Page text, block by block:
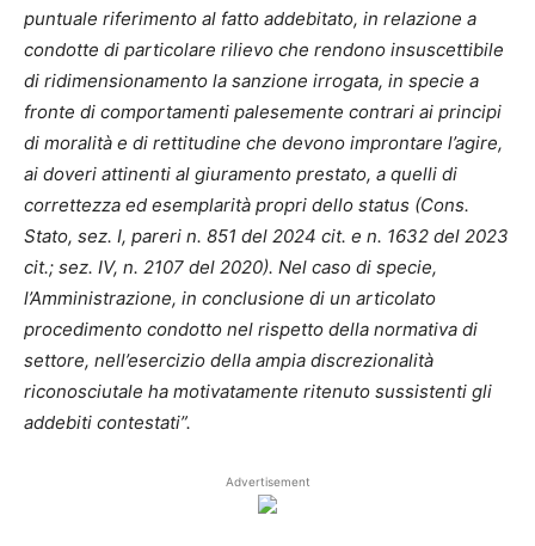
puntuale riferimento al fatto addebitato, in relazione a
condotte di particolare rilievo che rendono insuscettibile
di ridimensionamento la sanzione irrogata, in specie a
fronte di comportamenti palesemente contrari ai principi
di moralità e di rettitudine che devono improntare l’agire,
ai doveri attinenti al giuramento prestato, a quelli di
correttezza ed esemplarità propri dello status (Cons.
Stato, sez. I, pareri n. 851 del 2024 cit. e n. 1632 del 2023
cit.; sez. IV, n. 2107 del 2020). Nel caso di specie,
l’Amministrazione, in conclusione di un articolato
procedimento condotto nel rispetto della normativa di
settore, nell’esercizio della ampia discrezionalità
riconosciutale ha motivatamente ritenuto sussistenti gli
addebiti contestati”.
Advertisement